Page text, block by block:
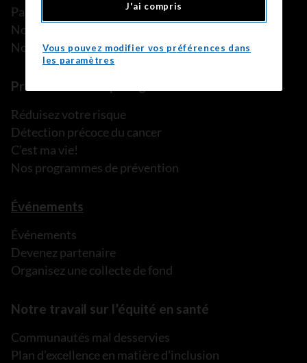
Parler à une personne de confiance
Nos programmes et services
Nos ressources
Prévention et dépistage
Réduisez votre risque
Détection précoce du cancer
C’est ma vie!
Nos programmes de prévention
Événements
Événements
Devenez partenaire
Organisez une collecte de fond
Notre travail sur l’équité en santé
Communautés mal desservies
Plan d’excellence en matière d’inclusion
J'ai compris
Vous pouvez modifier vos préférences dans
les paramètres